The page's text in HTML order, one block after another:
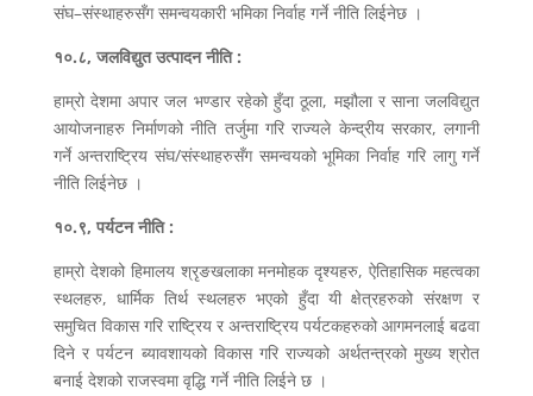
संघ–संस्थाहरुसँग समन्वयकारी भमिका निर्वाह गर्ने नीति लिईनेछ ।
१०.८, जलविद्युत उत्पादन नीति :
हाम्रो देशमा अपार जल भण्डार रहेको हुँदा ठूला, मझौला र साना जलविद्युत
आयोजनाहरु निर्माणको नीति तर्जुमा गरि राज्यले केन्द्रीय सरकार, लगानी
गर्ने अन्तराष्ट्रिय संघ/संस्थाहरुसँग समन्वयको भूमिका निर्वाह गरि लागु गर्ने
नीति लिईनेछ ।
१०.९, पर्यटन नीति :
हाम्रो देशको हिमालय श्रृङखलाका मनमोहक दृश्यहरु, ऐतिहासिक महत्वका
स्थलहरु, धार्मिक तिर्थ स्थलहरु भएको हुँदा यी क्षेत्रहरुको संरक्षण र
समुचित विकास गरि राष्ट्रिय र अन्तराष्ट्रिय पर्यटकहरुको आगमनलाई बढवा
दिने र पर्यटन ब्यावशायको विकास गरि राज्यको अर्थतन्त्रको मुख्य श्रोत
बनाई देशको राजस्वमा वृद्धि गर्ने नीति लिईने छ ।